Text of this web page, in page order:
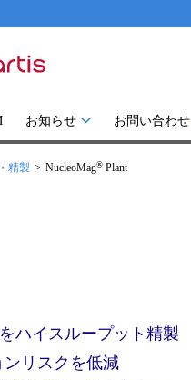
お知らせ お問い合わせ
精製 NucleoMag® Plant
ハイスループット精製
リスクを低減